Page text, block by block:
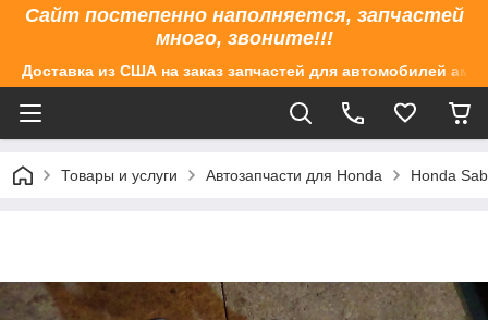
Сайт постепенно наполняется, запчастей
много, звоните!!!
Доставка из США на заказ запчастей для автомобилей
Товары и услуги Автозапчасти для Honda Honda